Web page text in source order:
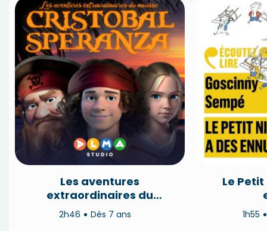
Les aventures
extraordinaires du
mousse Cristobal
Speranza
2h46 Dès 7 ans
Le
1h55